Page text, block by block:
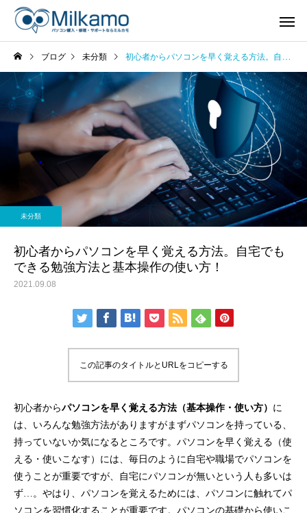
ブログ 未分類 初心者からパソコンを早く覚える方法。自宅でもできる勉強方法と基本操作の使い方！
未分類
初心者からパソコンを早く覚える方法。自宅でも
できる勉強方法と基本操作の使い方！
2021.09.08
この記事のタイトルとURLをコピーする
初心者からパソコンを早く覚える方法（基本操作・使い方） に
は、いろんな勉強方法がありますがまずパソコンを持っている、
持っていないか気になるところです。パソコンを早く覚える（使
える・使いこなす）には、毎日のように自宅や職場でパソコンを
使うことが重要ですが、自宅にパソコンが無いという人も多いは
ず…。やはり、パソコンを覚えるためには、パソコンに触れてパ
ソコンを習慣化することが重要です。パソコンの基礎から使いこ